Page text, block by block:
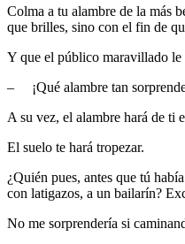
Colma a tu alambre de la más
que brilles, sino con el fin de
Y que el público maravillado le
– ¡Qué alambre tan
A su vez, el alambre hará de ti
El suelo te hará tropezar.
¿Quién pues, antes que tú
con latigazos, a un bailarín?
No me sorprendería si